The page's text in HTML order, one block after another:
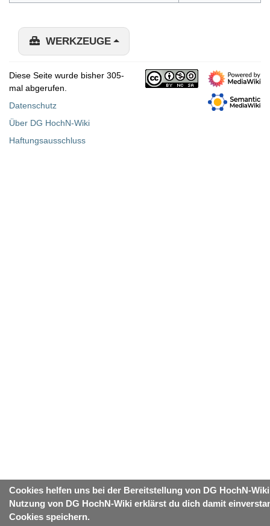
Cookies helfen uns bei der Bereitstellung von DG HochN-
Nutzung von DG HochN-Wiki erklärst du dich damit
Cookies speichern.
WERKZEUGE
Diese Seite wurde bisher 305-
mal abgerufen.
Datenschutz
Über DG HochN-Wiki
Haftungsausschluss